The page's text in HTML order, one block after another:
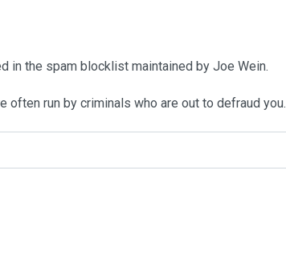
in the spam blocklist maintained by Joe Wein.
often run by criminals who are out to defraud you.